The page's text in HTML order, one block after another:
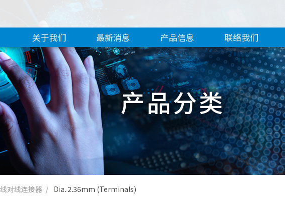
关于我们 最新消息 产品信息 联络我们
产品分类
线对线连接器 Dia. 2.36mm (Terminals)